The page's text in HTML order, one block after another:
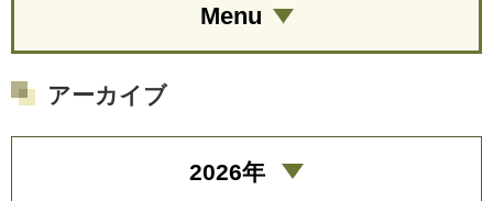
Menu
アーカイブ
2026年